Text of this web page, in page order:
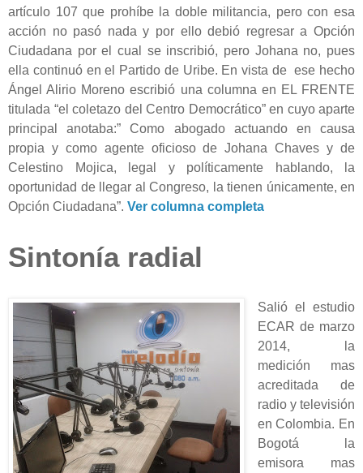
artículo 107 que prohíbe la doble militancia, pero con esa
acción no pasó nada y por ello debió regresar a Opción
Ciudadana por el cual se inscribió, pero Johana no, pues
ella continuó en el Partido de Uribe. En vista de ese hecho
Ángel Alirio Moreno escribió una columna en EL FRENTE
titulada “el coletazo del Centro Democrático” en cuyo aparte
principal anotaba:” Como abogado actuando en causa
propia y como agente oficioso de Johana Chaves y de
Celestino Mojica, legal y políticamente hablando, la
oportunidad de llegar al Congreso, la tienen únicamente, en
Opción Ciudadana”. Ver columna completa
Sintonía radial
Salió el estudio
ECAR de marzo
2014, la
medición mas
acreditada de
radio y televisión
en Colombia. En
Bogotá la
emisora mas